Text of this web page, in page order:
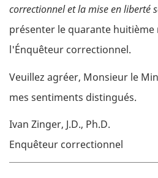
correctionnel et la mise en liberté
présenter le quarante
l'Énquêteur correctionnel.
Veuillez agréer, Monsieur le
mes sentiments distingués.
Ivan Zinger, J.D., Ph.D.
Enquêteur correctionnel